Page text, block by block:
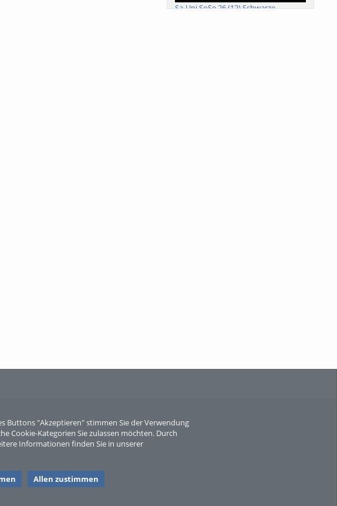
Buttons "Akzeptieren" stimmen Sie der Verwendung
Cookie-Kategorien Sie zulassen möchten. Durch
Informationen finden Sie in unserer
Allen zustimmen
Sa-Uni SoSe 26 (12) Schwarze
Sperber